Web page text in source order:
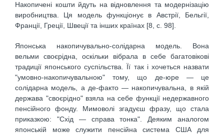
Накопичені кошти йдуть на відновлення та модернізацію
виробництва. Ця модель функціонує в Австрії, Бельгії,
Франції, Греції, Швеції та інших країнах [8, с. 98].
Японська накопичувально-солідарна модель. Вона
вельми своєрідна, оскільки вібрала в себе багатовікові
традиції японського суспільства. Її так і хочеться назвати
"умовно-накопичувальною" тому, що де-юре — це
солідарна модель, а де-факто — накопичувальна, в якій
держава "своєрідно" взяла на себе функції недержавного
пенсійного фонду. Мимоволі згадуєш фразу, що стала
приказкою: "Схід — справа тонка". Деяким аналогом
японській може служити пенсійна система США для